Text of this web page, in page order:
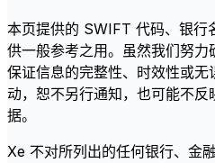
本页提供的 SWIFT 代码、银行
供一般参考之用。虽然我们努
保证信息的完整性、时效性或
动，恕不另行通知，也可能不
据。
Xe 不对所列出的任何银行、金